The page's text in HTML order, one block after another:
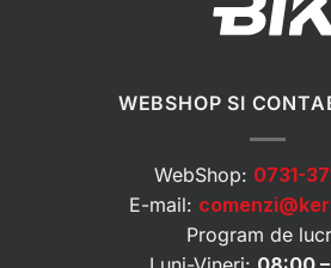
WEBSHOP SI
WebShop: 0731-
E-mail:
Program de